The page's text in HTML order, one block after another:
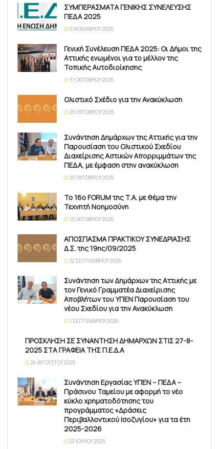
ΣΥΜΠΕΡΑΣΜΑΤΑ ΓΕΝΙΚΗΣ ΣΥΝΕΛΕΥΣΗΣ
ΠΕΔΑ 2025
5 ΝΟΕΜΒΡΊΟΥ 2025
Γενική Συνέλευση ΠΕΔΑ 2025: Οι Δήμοι της
Αττικής ενωμένοι για το μέλλον της
Τοπικής Αυτοδιοίκησης
31 ΟΚΤΩΒΡΊΟΥ 2025
Ολιστικό Σχέδιο για την Ανακύκλωση
23 ΟΚΤΩΒΡΊΟΥ 2025
Συνάντηση Δημάρχων της Αττικής για την
Παρουσίαση του Ολιστικού Σχεδίου
Διαχείρισης Αστικών Απορριμμάτων της
ΠΕΔΑ, με έμφαση στην ανακύκλωση
23 ΟΚΤΩΒΡΊΟΥ 2025
Το 16ο FORUM της Τ.Α. με θέμα την
Τεχνητή Νοημοσύνη
13 ΟΚΤΩΒΡΊΟΥ 2025
ΑΠΟΣΠΑΣΜΑ ΠΡΑΚΤΙΚΟΥ ΣΥΝΕΔΡΙΑΣΗΣ
Δ.Σ. της 19ης/09/2025
22 ΣΕΠΤΕΜΒΡΊΟΥ 2025
Συνάντηση των Δημάρχων της Αττικής με
τον Γενικό Γραμματέα Διαχείρισης
Αποβλήτων του ΥΠΕΝ Παρουσίαση του
νέου Σχεδίου για την Ανακύκλωση
1 ΣΕΠΤΕΜΒΡΊΟΥ 2025
ΠΡΟΣΚΛΗΣΗ ΣΕ ΣΥΝΑΝΤΗΣΗ ΔΗΜΑΡΧΩΝ ΣΤΙΣ 27-8-
2025 ΣΤΑ ΓΡΑΦΕΙΑ ΤΗΣ Π.Ε.Δ.Α
26 ΑΥΓΟΎΣΤΟΥ 2025
Συνάντηση Εργασίας ΥΠΕΝ – ΠΕΔΑ –
Πράσινου Ταμείου με αφορμή το νέο
κύκλο χρηματοδότησης του
προγράμματος «Δράσεις
Περιβαλλοντικού Ισοζυγίου» για τα έτη
2025-2026
23 ΙΟΥΛΊΟΥ 2025